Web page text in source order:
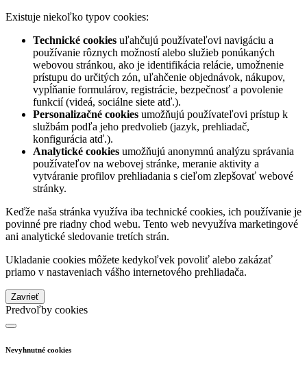
Existuje niekoľko typov cookies:
Technické cookies uľahčujú používateľovi navigáciu a
používanie rôznych možností alebo služieb ponúkaných
webovou stránkou, ako je identifikácia relácie, umožnenie
prístupu do určitých zón, uľahčenie objednávok, nákupov,
vypĺňanie formulárov, registrácie, bezpečnosť a povolenie
funkcií (videá, sociálne siete atď.).
Personalizačné cookies umožňujú používateľovi prístup k
službám podľa jeho predvolieb (jazyk, prehliadač,
konfigurácia atď.).
Analytické cookies umožňujú anonymnú analýzu správania
používateľov na webovej stránke, meranie aktivity a
vytváranie profilov prehliadania s cieľom zlepšovať webové
stránky.
Keďže naša stránka využíva iba technické cookies, ich používanie je
povinné pre riadny chod webu. Tento web nevyužíva marketingové
ani analytické sledovanie tretích strán.
Ukladanie cookies môžete kedykoľvek povoliť alebo zakázať
priamo v nastaveniach vášho internetového prehliadača.
Zavrieť
Predvoľby cookies
Nevyhnutné cookies